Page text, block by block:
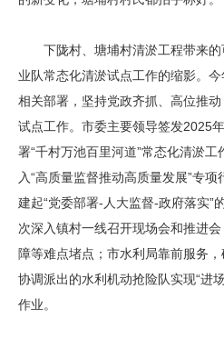
下陇村、塘埔村清淤工程带来的
业队常态化清淤试点工作的缩影。
相关部署，坚持党政齐抓、高位推
试点工作。市委主要领导签发2025
署“千村万池百里河道”常态化清淤
入“高质量监督推动高质量发展”专
建起“党委部署-人大监督-政府落实”
次深入镇村一线召开现场会和推进
障等难点堵点；市水利局靠前服务
协调派出的水利机动抢险队实现“进
作业。